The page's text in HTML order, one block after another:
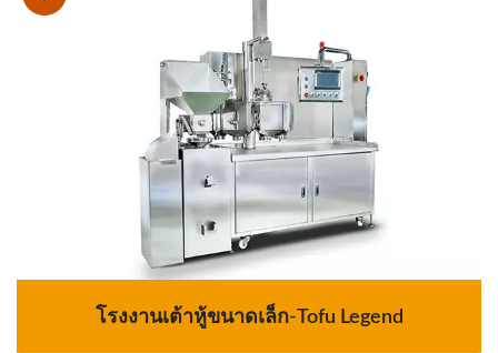
โรงงานเต้าหู้ขนาดเล็ก-Tofu Legend